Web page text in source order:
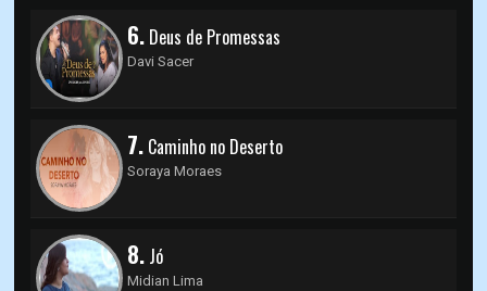
6. Deus de Promessas
Davi Sacer
7. Caminho no Deserto
Soraya Moraes
8. Jó
Midian Lima